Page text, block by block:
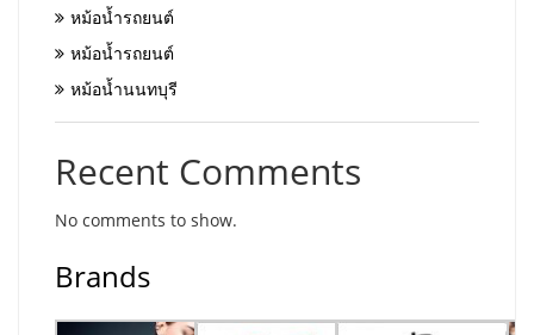
หม้อน้ำรถยนต์
หม้อน้ำรถยนต์
หม้อน้ำนนทบุรี
Recent Comments
No comments to show.
Brands